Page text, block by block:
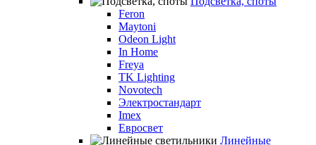
Feron
Maytoni
Odeon Light
In Home
Freya
TK Lighting
Novotech
Электростандарт
Imex
Евросвет
Линейные